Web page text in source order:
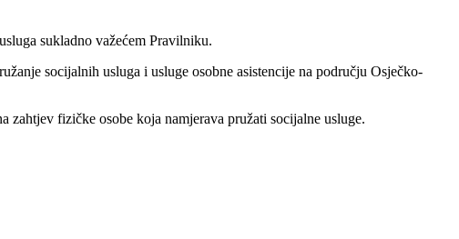
sukladno važećem Pravilniku.
socijalnih usluga i usluge osobne asistencije na području Osječko-
zahtjev fizičke osobe koja namjerava pružati socijalne usluge.